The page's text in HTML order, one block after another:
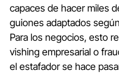
capaces de hacer miles
guiones adaptados
Para los negocios, esto
vishing empresarial o
el estafador se hace